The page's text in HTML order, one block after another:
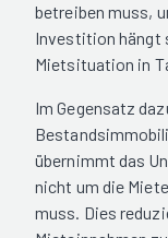
betreiben muss,
Investition hängt
Mietsituation in
Im Gegensatz
übernimmt das
nicht um die
muss. Dies